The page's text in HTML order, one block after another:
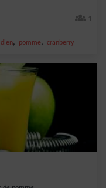
1
, pomme, cranberry